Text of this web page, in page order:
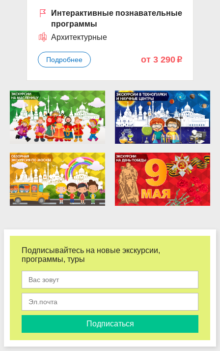
Интерактивные познавательные
программы
Архитектурные
Подробнее от 3 290 p
Подписывайтесь на новые экскурсии,
программы, туры
Подписаться